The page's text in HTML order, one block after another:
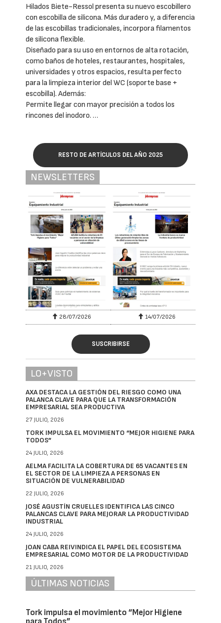
Hilados Biete-Ressol presenta su nuevo escobillero
con escobilla de silicona. Más duradero y, a diferencia
de las escobillas tradicionales, incorpora filamentos
de silicona flexible.
Diseñado para su uso en entornos de alta rotación,
como baños de hoteles, restaurantes, hospitales,
universidades y otros espacios, resulta perfecto
para la limpieza interior del WC (soporte base +
escobilla). Además:
Permite llegar con mayor precisión a todos los
rincones del inodoro. …
RESTO DE ARTÍCULOS DEL AÑO 2025
NEWSLETTERS
28/07/2026 14/07/2026
SUSCRIBIRSE
LO+VISTO
AXA DESTACA LA GESTIÓN DEL RIESGO COMO UNA
PALANCA CLAVE PARA QUE LA TRANSFORMACIÓN
EMPRESARIAL SEA PRODUCTIVA
27 JULIO, 2026
TORK IMPULSA EL MOVIMIENTO “MEJOR HIGIENE PARA
TODOS”
24 JULIO, 2026
AELMA FACILITA LA COBERTURA DE 65 VACANTES EN
EL SECTOR DE LA LIMPIEZA A PERSONAS EN
SITUACIÓN DE VULNERABILIDAD
22 JULIO, 2026
JOSÉ AGUSTÍN CRUELLES IDENTIFICA LAS CINCO
PALANCAS CLAVE PARA MEJORAR LA PRODUCTIVIDAD
INDUSTRIAL
24 JULIO, 2026
JOAN CABA REIVINDICA EL PAPEL DEL ECOSISTEMA
EMPRESARIAL COMO MOTOR DE LA PRODUCTIVIDAD
21 JULIO, 2026
ÚLTIMAS NOTICIAS
Tork impulsa el movimiento “Mejor Higiene